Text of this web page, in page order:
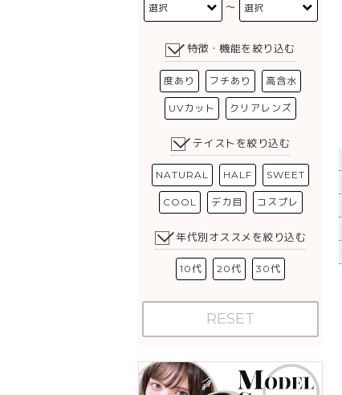
〜
特徴・機能を絞り込む
度あり フチあり 高含水
UVカット クリアレンズ
テイストを絞り込む
NATURAL HALF SWEET
COOL デカ目 コスプレ
年代別オススメを絞り込む
10代 20代 30代
RESET